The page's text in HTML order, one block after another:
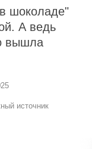
шоколаде"
А ведь
вышла
источник